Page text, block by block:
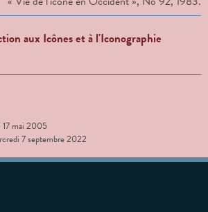
aux Icônes et à l'Iconographie
17 mai 2005
7 septembre 2022